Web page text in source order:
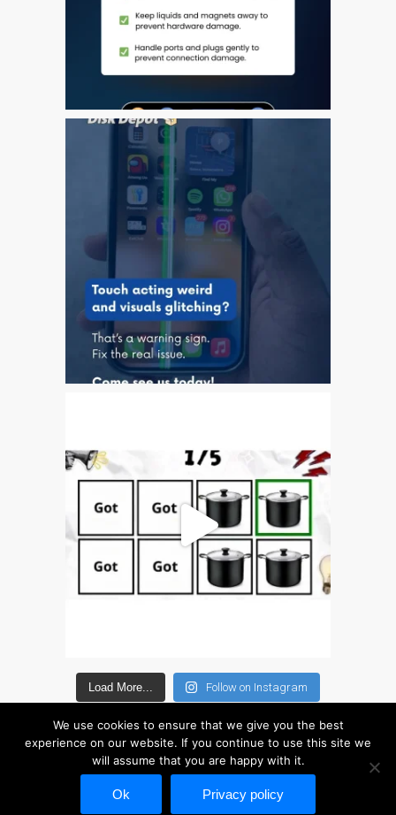
Les réparations pour
Les réparations pour la
Écran sombre sur
MacBook, MacBook Pro,
MacBook Air et MacBook
Neo
Ordinateurs Apple Mac
reconditionnés à Dundee
Mac réparation avec votre
Apple?
Remplacement de la
batterie pour votre iPhone
et iPad
Réparation d’écran fissuré
pour Apple MacBook à
Dundee – modèles Pro,
Air et Neo
Réparation d’iPod à
Dundee
rapide
Témoignage d’un client
Here’s the Problem with
“Facebook Repairs”
Service Options
Load More... Follow on Instagram
Copyright © 2026 Disc Depot Ltd. This website is not associated in any way with
We use cookies to ensure that we give you the best
experience on our website. If you continue to use this site we
will assume that you are happy with it.
Ok Privacy policy